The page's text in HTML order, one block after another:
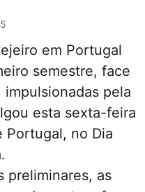
em Portugal
semestre, face
pela
esta sexta-feira
Portugal, no Dia
preliminares, as